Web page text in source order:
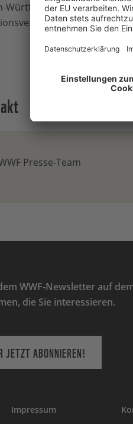
Württemberg im Juli dieses
von
Presse-Team
WWF-Newsletter auf
die Sie interessieren.
JETZT ABONNIEREN!
Impressum